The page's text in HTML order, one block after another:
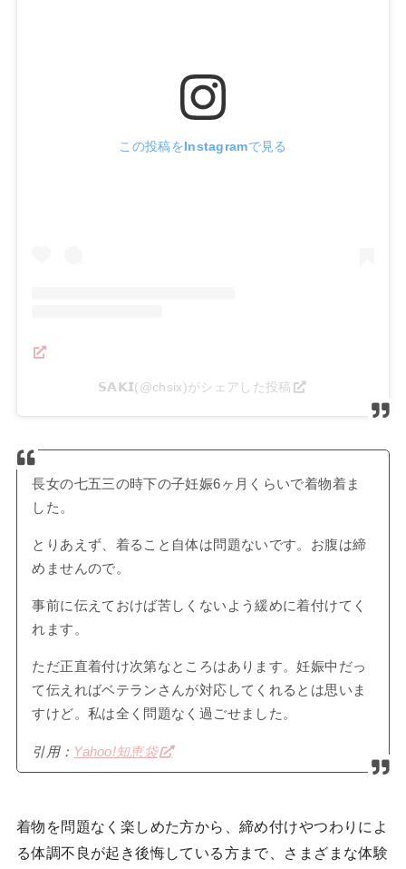
この投稿をInstagramで見る
𝗦𝗔𝗞𝗜(@chsix)がシェアした投稿
長女の七五三の時下の子妊娠6ヶ月くらいで着物着ま
した。
とりあえず、着ること自体は問題ないです。お腹は締
めませんので。
事前に伝えておけば苦しくないよう緩めに着付けてく
れます。
ただ正直着付け次第なところはあります。妊娠中だっ
て伝えればベテランさんが対応してくれるとは思いま
すけど。私は全く問題なく過ごせました。
引用： Yahoo!知恵袋
着物を問題なく楽しめた方から、締め付けやつわりによ
る体調不良が起き後悔している方まで、さまざまな体験